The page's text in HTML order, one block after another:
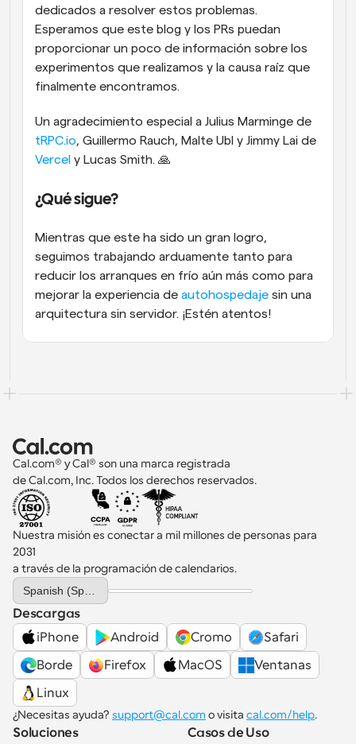
dedicados a resolver estos problemas.
Esperamos que este blog y los PRs puedan
proporcionar un poco de información sobre los
experimentos que realizamos y la causa raíz que
finalmente encontramos.
tRPC.io
Vercel y Lucas Smith. 🙏
¿Qué sigue?
Mientras que este ha sido un gran logro,
seguimos trabajando arduamente tanto para
reducir los arranques en frío aún más como para
mejorar la experiencia de autohospedaje sin una
arquitectura sin servidor. ¡Estén atentos!
Cal.com® y Cal® son una marca registrada
de Cal.com, Inc. Todos los derechos reservados.
Nuestra misión es conectar a mil millones de personas para
2031
a través de la programación de calendarios.
Select Language
Descargas
iPhone
Android Cromo
Safari
Borde
Firefox MacOS
Ventanas
Linux
¿Necesitas ayuda? support@cal.com o visita cal.com/help.
Soluciones
Casos de Uso